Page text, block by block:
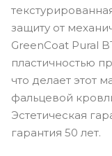
защиту от
GreenCoat Pural
пластичностью
что делает этот
фальцевой
Эстетическая
гарантия 50 лет.